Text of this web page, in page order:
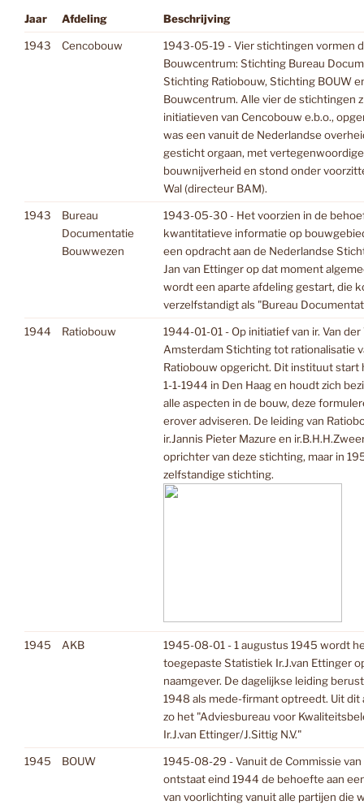
Jaar Afdeling Beschrijving
1943 Cencobouw
1943-05-19 - Vier stichtingen vormen
Bouwcentrum: Stichting Bureau
Stichting Ratiobouw, Stichting BOUW
Bouwcentrum. Alle vier de stichtingen
initiatieven van Cencobouw e.b.o.,
was een vanuit de Nederlandse
gesticht orgaan, met
bouwnijverheid en stond onder
Wal (directeur BAM).
1943
Bureau
Documentatie
Bouwwezen
1943-05-30 - Het voorzien in de
kwantitatieve informatie op
een opdracht aan de Nederlandse
Jan van Ettinger op dat moment
wordt een aparte afdeling gestart, die
verzelfstandigt als "Bureau
1944 Ratiobouw
1944-01-01 - Op initiatief van ir. Van
Amsterdam Stichting tot rationalisatie
Ratiobouw opgericht. Dit instituut start
1-1-1944 in Den Haag en houdt zich
alle aspecten in de bouw, deze
erover adviseren. De leiding van
ir.Jannis Pieter Mazure en
oprichter van deze stichting, maar in
zelfstandige stichting.
1945 AKB
1945-08-01 - 1 augustus 1945 wordt
toegepaste Statistiek Ir.J.van Ettinger
naamgever. De dagelijkse leiding
1948 als mede-firmant optreedt. Uit dit
zo het "Adviesbureau voor
Ir.J.van Ettinger/J.Sittig N.V."
1945 BOUW
1945-08-29 - Vanuit de Commissie
ontstaat eind 1944 de behoefte aan
van voorlichting vanuit alle partijen die